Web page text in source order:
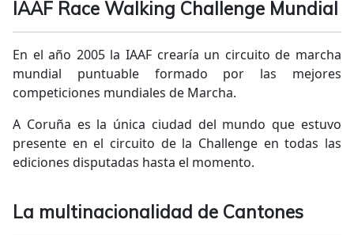
IAAF Race Walking Challenge Mundial
En el año 2005 la IAAF crearía un circuito de marcha
mundial puntuable formado por las mejores
competiciones mundiales de Marcha.
A Coruña es la única ciudad del mundo que estuvo
presente en el circuito de la Challenge en todas las
ediciones disputadas hasta el momento.
La multinacionalidad de Cantones